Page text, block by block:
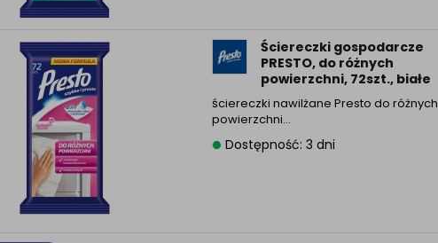
Ściereczki gospodarcze
PRESTO, do różnych
powierzchni, 72szt., białe
ściereczki nawilżane Presto do różnych
powierzchni…
Dostępność: 3 dni